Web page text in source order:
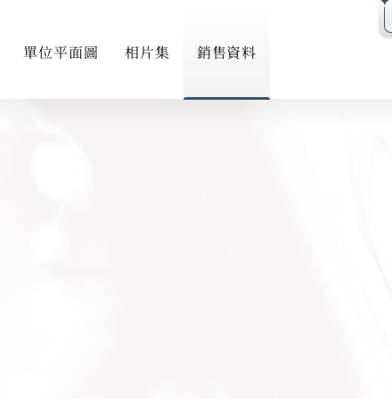
單位平面圖 相片集 銷售資料
鳥瞰照片